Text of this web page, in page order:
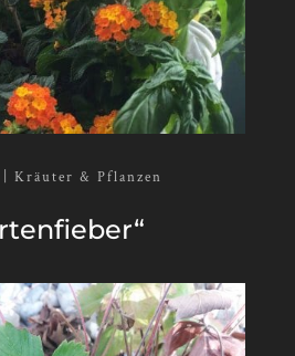
| Kräuter & Pflanzen